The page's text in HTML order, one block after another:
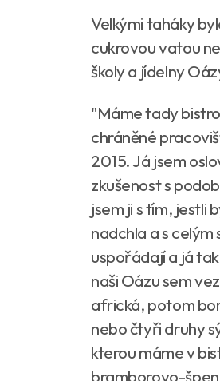
Velkými taháky
cukrovou vatou
školy a jídelny
"Máme tady
chráněné
2015. Já jsem
zkušenost s
jsem ji s tím, jestli
nadchla a s
uspořádají a já
naši Oázu sem
africká, potom
nebo čtyři druhy
kterou máme v
bramborovo-